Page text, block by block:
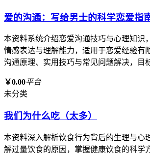
爱的沟通：写给男士的科学恋爱指
本资料系统介绍恋爱沟通技巧与心理知识
情感表达与理解能力，适用于恋爱经验有
沟通原理、实用技巧与常见问题解决，目
￥0.00平台
未分类
我们为什么吃（太多）
本资料深入解析饮食行为背后的生理与心
解过量饮食的原因，掌握健康饮食的科学